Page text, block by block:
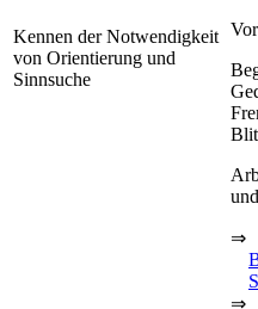
Kennen der Notwendigkeit
von Orientierung und
Sinnsuche
⇒
⇒